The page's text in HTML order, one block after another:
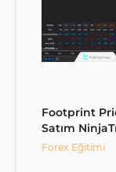
Footprint
Satım
Forex Eğitimi